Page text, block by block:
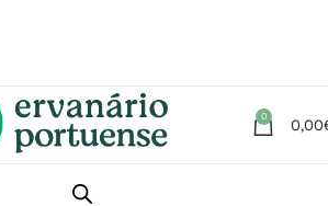
0 0,00